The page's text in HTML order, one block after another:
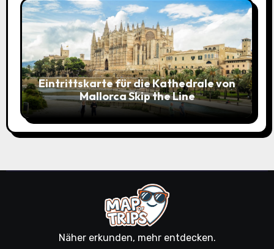
Eintrittskarte für die Kathedrale von
Mallorca Skip the Line
Näher erkunden, mehr entdecken.